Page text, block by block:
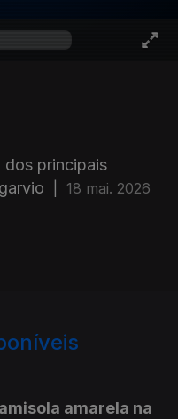
principais
18 mai. 2026
amarela na